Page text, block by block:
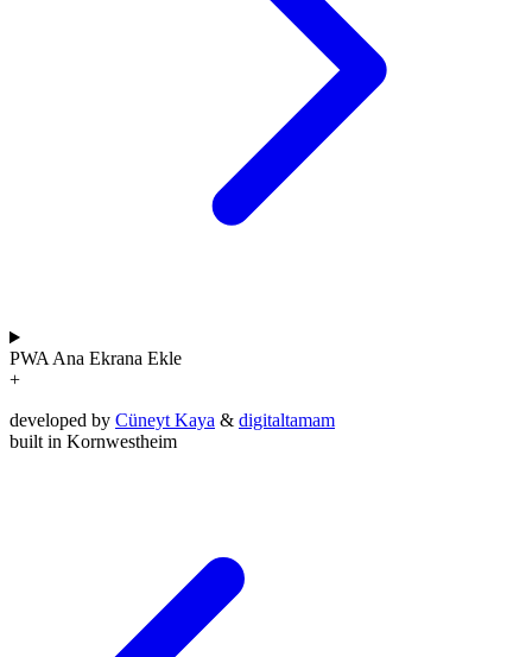
PWA Ana Ekrana Ekle
+
developed by Cüneyt Kaya & digitaltamam
built in Kornwestheim